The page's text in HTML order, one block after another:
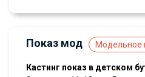
Показ мод Модельное
Кастинг показ в детском